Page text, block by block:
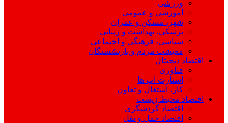
ورزشی
آموزشی و عمومی
شهر، مسکن و عمران
پزشکی، بهداشت و زیبایی
سیاسی، فرهنگی و اجتماعی
معیشت مردم و بازنشستگان
اقتصاد دیجیتال
فناوری
استارت اپ ها
کار، اشتغال و تعاون
اقتصاد محیط زیست
اقتصاد گردشگری
اقتصاد حمل و نقل